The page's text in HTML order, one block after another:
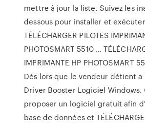
mettre à jour la liste. Suivez les
dessous pour installer et exécuter
TÉLÉCHARGER PILOTES
PHOTOSMART 5510 …
IMPRIMANTE HP PHOTOSMART
Dès lors que le vendeur détient a
Driver Booster Logiciel Windows.
proposer un logiciel gratuit afin
base de données et